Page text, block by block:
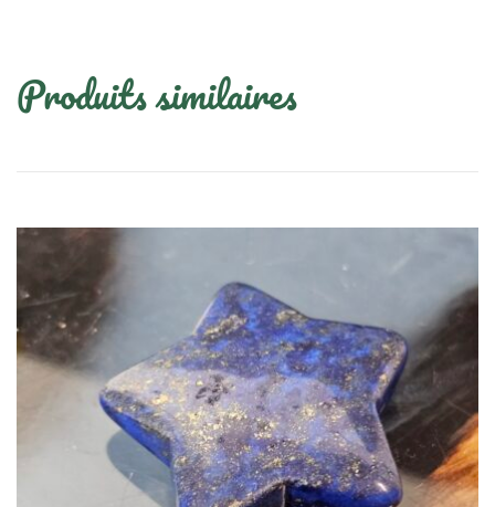
Produits similaires